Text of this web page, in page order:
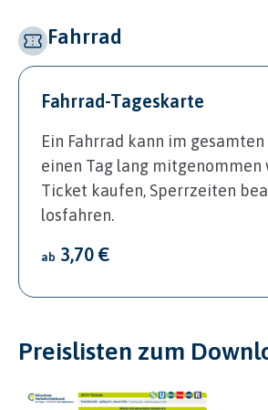
Fahrrad
Fahrrad-Tageskarte
Ein Fahrrad kann im
einen Tag lang mitgenommen
Ticket kaufen, Sperrzeiten
losfahren.
ab 3,70 €
Preislisten zum